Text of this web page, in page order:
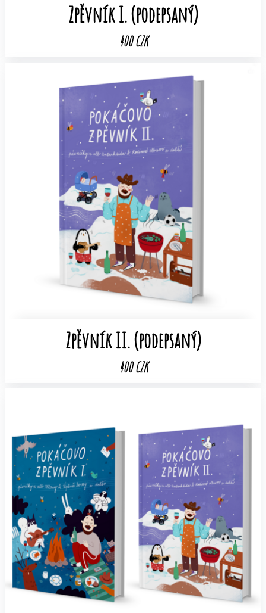
Zpěvník I. (podepsaný)
400 CZK
Zpěvník II. (podepsaný)
400 CZK